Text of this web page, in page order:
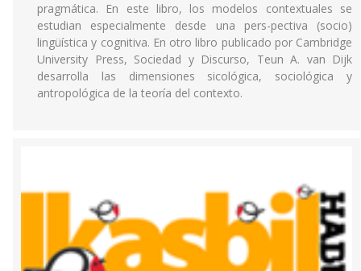
pragmática. En este libro, los modelos contextuales se
estudian especialmente desde una pers-pectiva (socio)
lingüística y cognitiva. En otro libro publicado por Cambridge
University Press, Sociedad y Discurso, Teun A. van Dijk
desarrolla las dimensiones sicológica, sociológica y
antropológica de la teoría del contexto.